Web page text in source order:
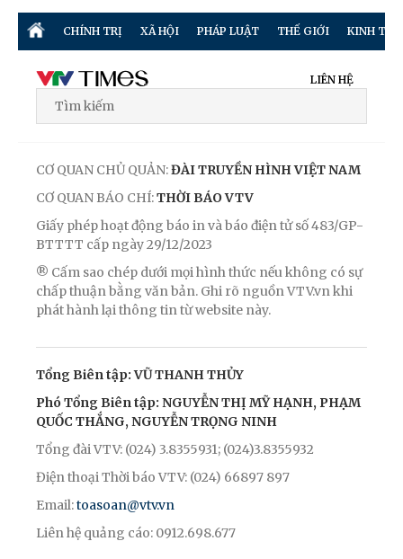
CHÍNH TRỊ XÃ HỘI PHÁP LUẬT THẾ GIỚI KINH TẾ
LIÊN HỆ
CƠ QUAN CHỦ QUẢN:ĐÀI TRUYỀN HÌNH VIỆT NAM
CƠ QUAN BÁO CHÍ:THỜI BÁO VTV
Giấy phép hoạt động báo in và báo điện tử số 483/GP-
BTTTT cấp ngày 29/12/2023
® Cấm sao chép dưới mọi hình thức nếu không có sự
chấp thuận bằng văn bản. Ghi rõ nguồn VTV.vn khi
phát hành lại thông tin từ website này.
Tổng Biên tập: VŨ THANH THỦY
Phó Tổng Biên tập: NGUYỄN THỊ MỸ HẠNH, PHẠM
QUỐC THẮNG, NGUYỄN TRỌNG NINH
Tổng đài VTV: (024) 3.8355931; (024)3.8355932
Điện thoại Thời báo VTV: (024) 66897 897
Email:toasoan@vtv.vn
Liên hệ quảng cáo: 0912.698.677